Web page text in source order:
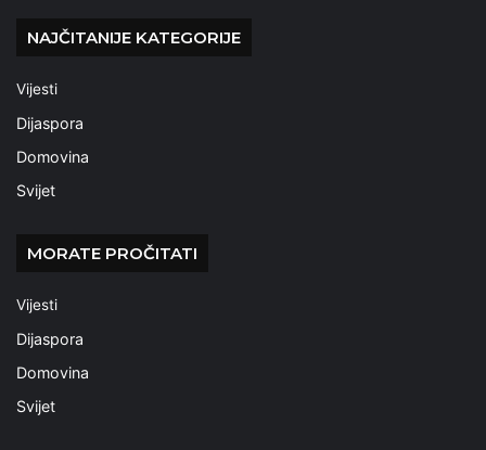
NAJČITANIJE KATEGORIJE
Vijesti
Dijaspora
Domovina
Svijet
MORATE PROČITATI
Vijesti
Dijaspora
Domovina
Svijet